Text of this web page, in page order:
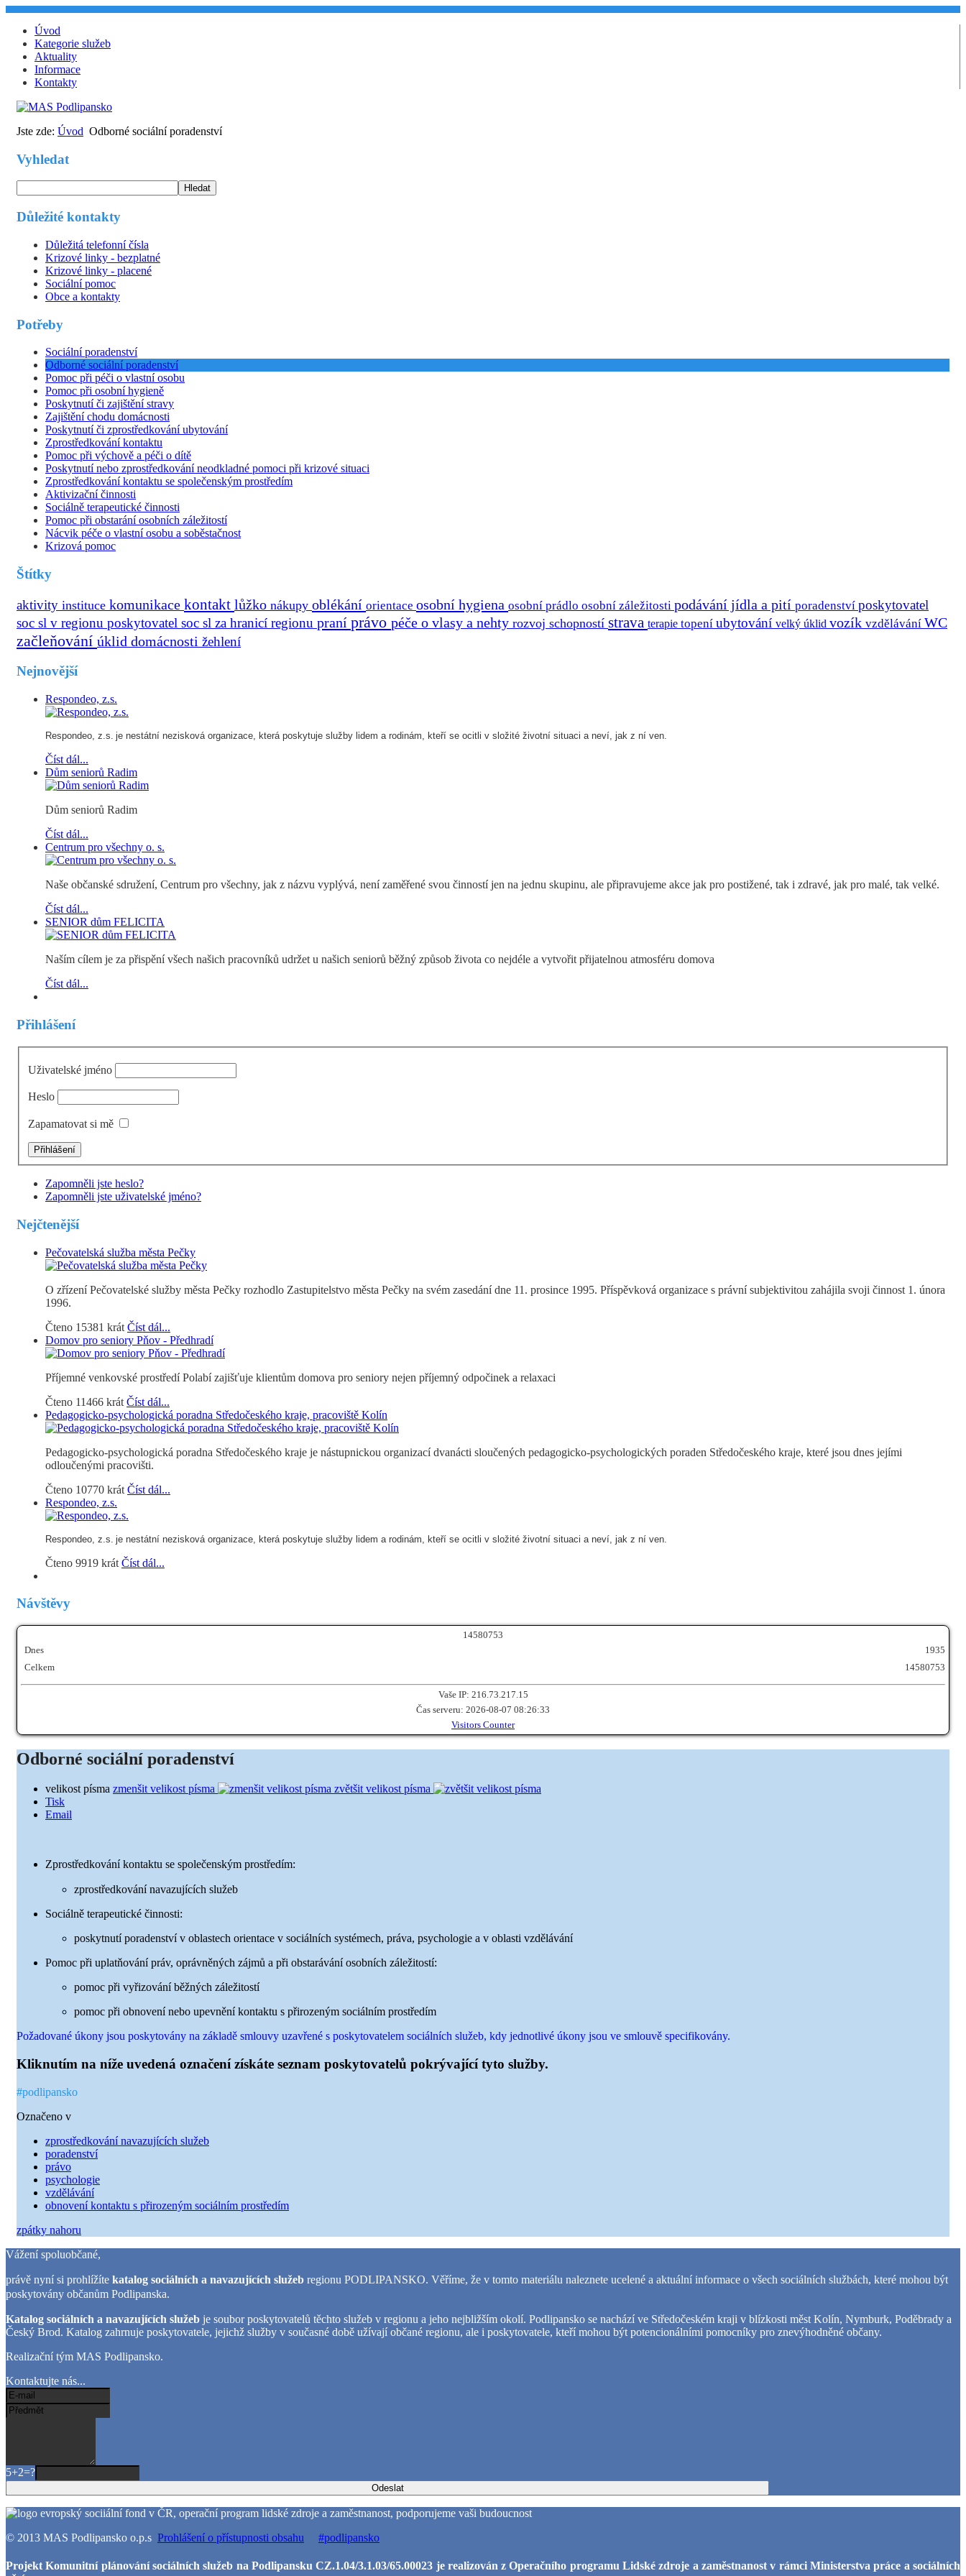
Úvod
Kategorie služeb
Aktuality
Informace
Kontakty
Jste zde: Úvod Odborné sociální poradenství
Vyhledat
Hledat
Důležité kontakty
Důležitá telefonní čísla
Krizové linky - bezplatné
Krizové linky - placené
Sociální pomoc
Obce a kontakty
Potřeby
Sociální poradenství
Odborné sociální poradenství
Pomoc při péči o vlastní osobu
Pomoc při osobní hygieně
Poskytnutí či zajištění stravy
Zajištění chodu domácnosti
Poskytnutí či zprostředkování ubytování
Zprostředkování kontaktu
Pomoc při výchově a péči o dítě
Poskytnutí nebo zprostředkování neodkladné pomoci při krizové situaci
Zprostředkování kontaktu se společenským prostředím
Aktivizační činnosti
Sociálně terapeutické činnosti
Pomoc při obstarání osobních záležitostí
Nácvik péče o vlastní osobu a soběstačnost
Krizová pomoc
Štítky
aktivity instituce komunikace kontakt lůžko nákupy oblékání orientace osobní hygiena osobní prádlo osobní záležitosti podávání jídla a pití poradenství poskytovatel
soc sl v regionu poskytovatel soc sl za hranicí regionu praní právo péče o vlasy a nehty rozvoj schopností strava terapie topení ubytování velký úklid vozík vzdělávání WC
začleňování úklid domácnosti žehlení
Nejnovější
Respondeo, z.s.
Respondeo, z.s. je nestátní nezisková organizace, která poskytuje služby lidem a rodinám, kteří se ocitli v složité životní situaci a neví, jak z ní ven.
Číst dál...
Dům seniorů Radim
Dům seniorů Radim
Číst dál...
Centrum pro všechny o. s.
Naše občanské sdružení, Centrum pro všechny, jak z názvu vyplývá, není zaměřené svou činností jen na jednu skupinu, ale připravujeme akce jak pro postižené, tak i zdravé, jak pro malé, tak velké.
Číst dál...
SENIOR dům FELICITA
Naším cílem je za přispění všech našich pracovníků udržet u našich seniorů běžný způsob života co nejdéle a vytvořit přijatelnou atmosféru domova
Číst dál...
Přihlášení
Uživatelské jméno
Heslo
Zapamatovat si mě
Zapomněli jste heslo?
Zapomněli jste uživatelské jméno?
Nejčtenější
Pečovatelská služba města Pečky
O zřízení Pečovatelské služby města Pečky rozhodlo Zastupitelstvo města Pečky na svém zasedání dne 11. prosince 1995. Příspěvková organizace s právní subjektivitou zahájila svoji činnost 1. února
1996.
Čteno 15381 krát Číst dál...
Domov pro seniory Pňov - Předhradí
Příjemné venkovské prostředí Polabí zajišťuje klientům domova pro seniory nejen příjemný odpočinek a relaxaci
Čteno 11466 krát Číst dál...
Pedagogicko-psychologická poradna Středočeského kraje, pracoviště Kolín
Pedagogicko-psychologická poradna Středočeského kraje je nástupnickou organizací dvanácti sloučených pedagogicko-psychologických poraden Středočeského kraje, které jsou dnes jejími
odloučenými pracovišti.
Čteno 10770 krát Číst dál...
Respondeo, z.s.
Respondeo, z.s. je nestátní nezisková organizace, která poskytuje služby lidem a rodinám, kteří se ocitli v složité životní situaci a neví, jak z ní ven.
Čteno 9919 krát Číst dál...
Návštěvy
14580753
Dnes
Celkem
1935
14580753
Vaše IP: 216.73.217.15
Čas serveru: 2026-08-07 08:26:33
Visitors Counter
Odborné sociální poradenství
velikost písma zmenšit velikost písma
zvětšit velikost písma
Tisk
Email
Zprostředkování kontaktu se společenským prostředím:
zprostředkování navazujících služeb
Sociálně terapeutické činnosti:
poskytnutí poradenství v oblastech orientace v sociálních systémech, práva, psychologie a v oblasti vzdělávání
Pomoc při uplatňování práv, oprávněných zájmů a při obstarávání osobních záležitostí:
pomoc při vyřizování běžných záležitostí
pomoc při obnovení nebo upevnění kontaktu s přirozeným sociálním prostředím
Požadované úkony jsou poskytovány na základě smlouvy uzavřené s poskytovatelem sociálních služeb, kdy jednotlivé úkony jsou ve smlouvě specifikovány.
Kliknutím na níže uvedená označení získáte seznam poskytovatelů pokrývající tyto služby.
#podlipansko
Označeno v
zprostředkování navazujících služeb
poradenství
právo
psychologie
vzdělávání
obnovení kontaktu s přirozeným sociálním prostředím
zpátky nahoru
Vážení spoluobčané,
právě nyní si prohlížíte katalog sociálních a navazujících služeb regionu PODLIPANSKO. Věříme, že v tomto materiálu naleznete ucelené a aktuální informace o všech sociálních službách, které mohou být
poskytovány občanům Podlipanska.
Katalog sociálních a navazujících služeb je soubor poskytovatelů těchto služeb v regionu a jeho nejbližším okolí. Podlipansko se nachází ve Středočeském kraji v blízkosti měst Kolín, Nymburk, Poděbrady a
Český Brod. Katalog zahrnuje poskytovatele, jejichž služby v současné době užívají občané regionu, ale i poskytovatele, kteří mohou být potencionálními pomocníky pro znevýhodněné občany.
Realizační tým MAS Podlipansko.
Kontaktujte nás...
5+2=?
© 2013 MAS Podlipansko o.p.s Prohlášení o přístupnosti obsahu #podlipansko
Projekt Komunitní plánování sociálních služeb na Podlipansku CZ.1.04/3.1.03/65.00023 je realizován z Operačního programu Lidské zdroje a zaměstnanost v rámci Ministerstva práce a sociálních